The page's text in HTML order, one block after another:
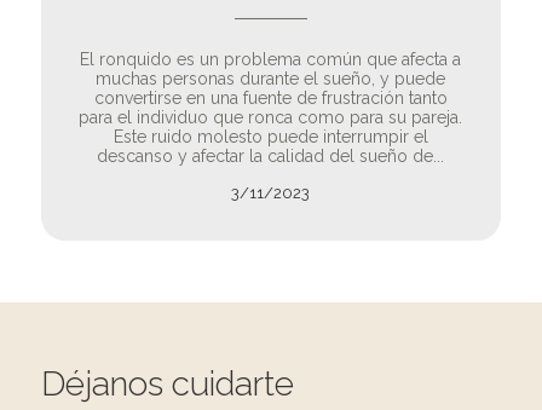
El ronquido es un problema común que afecta a
muchas personas durante el sueño, y puede
convertirse en una fuente de frustración tanto
para el individuo que ronca como para su pareja.
Este ruido molesto puede interrumpir el
descanso y afectar la calidad del sueño de...
3/11/2023
Déjanos cuidarte